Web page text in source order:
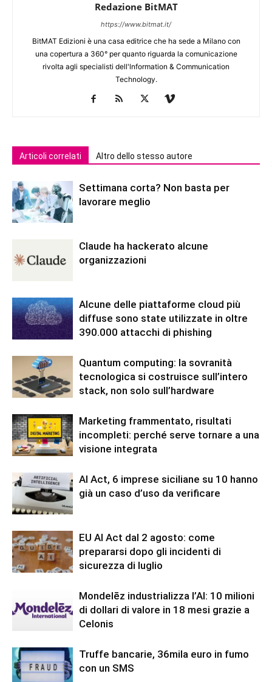
Redazione BitMAT
https://www.bitmat.it/
BitMAT Edizioni è una casa editrice che ha sede a Milano con
una copertura a 360° per quanto riguarda la comunicazione
rivolta agli specialisti dell'lnformation & Communication
Technology.
Articoli correlati Altro dello stesso autore
Settimana corta? Non basta per
lavorare meglio
Claude ha hackerato alcune
organizzazioni
Alcune delle piattaforme cloud più
diffuse sono state utilizzate in oltre
390.000 attacchi di phishing
Quantum computing: la sovranità
tecnologica si costruisce sull’intero
stack, non solo sull’hardware
Marketing frammentato, risultati
incompleti: perché serve tornare a una
visione integrata
AI Act, 6 imprese siciliane su 10 hanno
già un caso d’uso da verificare
EU AI Act dal 2 agosto: come
prepararsi dopo gli incidenti di
sicurezza di luglio
Mondelēz industrializza l’AI: 10 milioni
di dollari di valore in 18 mesi grazie a
Celonis
Truffe bancarie, 36mila euro in fumo
con un SMS